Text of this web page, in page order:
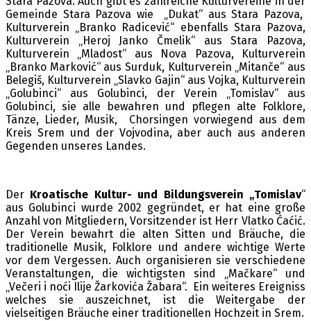
Gemeinde Stara Pazova wie „Dukat“ aus Stara Pazova,
Kulturverein „Branko Radicević“ ebenfalls Stara Pazova,
Kulturverein „Heroj Janko Čmelik“ aus Stara Pazova,
Kulturverein „Mladost“ aus Nova Pazova, Kulturverein
„Branko Marković“ aus Surduk, Kulturverein „Mitanče“ aus
Belegiš, Kulturverein „Slavko Gajin“ aus Vojka, Kulturverein
„Golubinci“ aus Golubinci, der Verein „Tomislav“ aus
Golubinci, sie alle bewahren und pflegen alte Folklore,
Tänze, Lieder, Musik, Chorsingen vorwiegend aus dem
Kreis Srem und der Vojvodina, aber auch aus anderen
Gegenden unseres Landes.
Der Kroatische Kultur- und Bildungsverein „Tomislav“
aus Golubinci wurde 2002 gegründet, er hat eine große
Anzahl von Mitgliedern, Vorsitzender ist Herr Vlatko Ćaćić.
Der Verein bewahrt die alten Sitten und Bräuche, die
traditionelle Musik, Folklore und andere wichtige Werte
vor dem Vergessen. Auch organisieren sie verschiedene
Veranstaltungen, die wichtigsten sind „Mačkare“ und
„Večeri i noći Ilije Žarkovića Žabara“. Ein weiteres Ereigniss
welches sie auszeichnet, ist die Weitergabe der
vielseitigen Bräuche einer traditionellen Hochzeit in Srem.